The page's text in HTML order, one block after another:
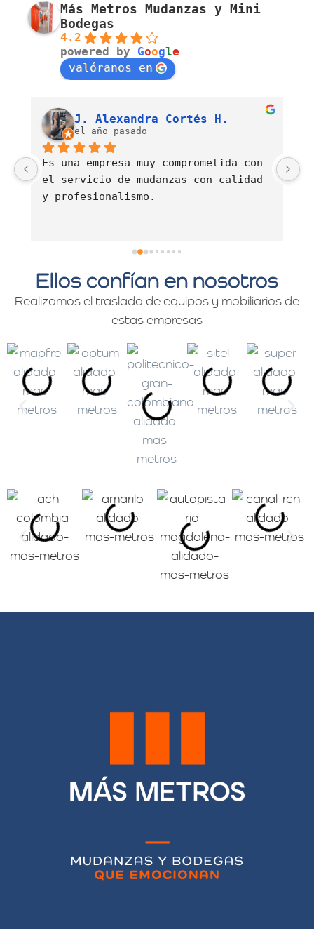
Más Metros Mudanzas y Mini
Bodegas
4.2
powered by Google
valóranos en
J. Alexandra Cortés H.
el año pasado
Es una empresa muy comprometida con
el servicio de mudanzas con calidad
y profesionalismo.
Ellos confían en nosotros
Realizamos el traslado de equipos y mobiliarios de
estas empresas